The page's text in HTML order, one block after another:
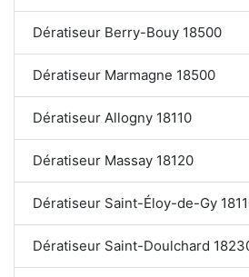
Dératiseur Berry-Bouy 18500
Dératiseur Marmagne 18500
Dératiseur Allogny 18110
Dératiseur Massay 18120
Dératiseur Saint-Éloy-de-Gy
Dératiseur Saint-Doulchard